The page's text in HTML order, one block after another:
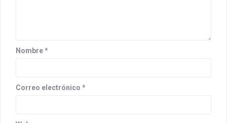
Nombre*
Correo electrónico *